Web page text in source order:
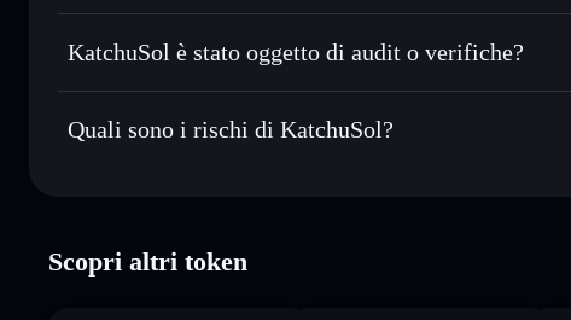
esclusivo controllo delle tue chiavi private
privacy
KatchuSol
CKiW2P4zngHa6fiPhMJGGhgDZm638dWotxkzgi8PsDxf
KatchuSol è stato oggetto di audit o verifiche?
KatchuSol non è verificato
Quali sono i rischi di KatchuSol?
Scopri altri token